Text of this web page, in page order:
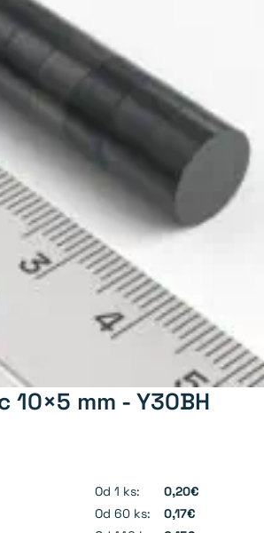
mm - Y30BH
Od 1 ks:
0,20€
Od 60 ks:
0,17€